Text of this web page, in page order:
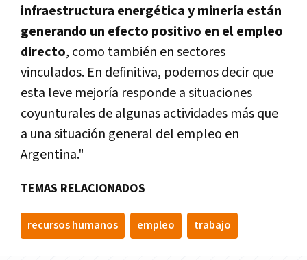
infraestructura energética y minería están
generando un efecto positivo en el empleo
directo, como también en sectores
vinculados. En definitiva, podemos decir que
esta leve mejoría responde a situaciones
coyunturales de algunas actividades más que
a una situación general del empleo en
Argentina."
TEMAS RELACIONADOS
recursos humanos empleo trabajo